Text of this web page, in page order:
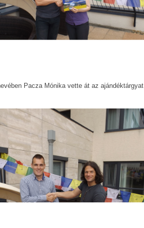
Pacza Mónika vette át az ajándéktárgyat